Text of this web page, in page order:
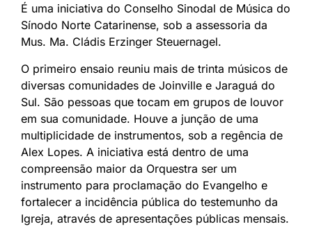
É uma iniciativa do Conselho Sinodal de Música do
Sínodo Norte Catarinense, sob a assessoria da
Mus. Ma. Cládis Erzinger Steuernagel.
O primeiro ensaio reuniu mais de trinta músicos de
diversas comunidades de Joinville e Jaraguá do
Sul. São pessoas que tocam em grupos de louvor
em sua comunidade. Houve a junção de uma
multiplicidade de instrumentos, sob a regência de
Alex Lopes. A iniciativa está dentro de uma
compreensão maior da Orquestra ser um
instrumento para proclamação do Evangelho e
fortalecer a incidência pública do testemunho da
Igreja, através de apresentações públicas mensais.